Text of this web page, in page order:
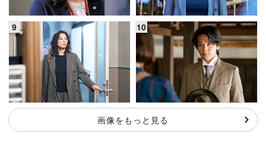
画像をもっと見る